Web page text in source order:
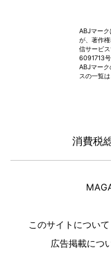
ABJマーク
が、著作
信サービ
6091713号
ABJマー
スの一覧は
消費税
このサイトについて
広告掲載につ